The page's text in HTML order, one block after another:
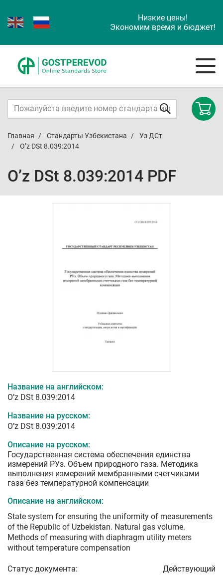
Низкие цены!
Экономим время и бюджет!
Главная Стандарты Узбекистана
Уз ДСт
O’z DSt 8.039:2014
O’z DSt 8.039:2014 PDF
Название на английском:
O’z DSt 8.039:2014
Название на русском:
O’z DSt 8.039:2014
Описание на русском:
Государственная система обеспечения единства
измерений РУз. Объем природного газа. Методика
выполнения измерений мембранными счетчиками
газа без температурной компенсации
Описание на английском:
State system for ensuring the uniformity of measurements
of the Republic of Uzbekistan. Natural gas volume.
Methods of measuring with diaphragm utility meters
without temperature compensation
Статус документа: Действующий